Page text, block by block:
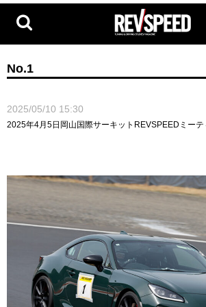
No.1
2025/05/10 15:30
2025年4月5日岡山国際サーキットREVSPEEDミー